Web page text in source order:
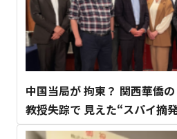
中国当局が 拘束？ 関西華僑
教授失踪で 見えた“スパイ摘